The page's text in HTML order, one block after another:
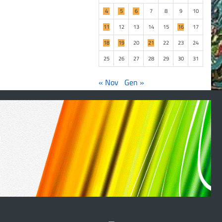
4
5 6 7 8 9
10
11
12 13 14 15 16
17
18
19 20 21 22 23
24
25
26 27 28 29 30 31
« Nov Gen »